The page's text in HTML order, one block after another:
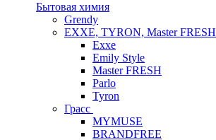
Бытовая химия
Grendy
EXXE, TYRON, Master FRESH
Exxe
Emily Style
Master FRESH
Parlo
Tyron
Грасс
MYMUSE
BRANDFREE